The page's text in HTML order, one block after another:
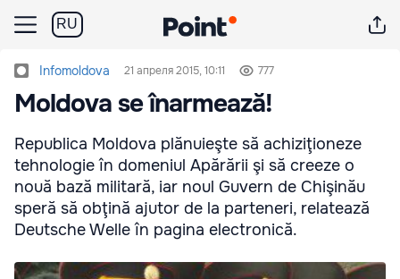
RU
Infomoldova 21 апреля 2015, 10:11 777
Moldova se înarmează!
Republica Moldova plănuieşte să achiziţioneze
tehnologie în domeniul Apărării şi să creeze o
nouă bază militară, iar noul Guvern de Chişinău
speră să obţină ajutor de la parteneri, relatează
Deutsche Welle în pagina electronică.